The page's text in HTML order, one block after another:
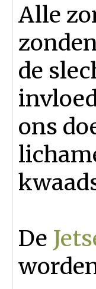
Alle
de
ons
De